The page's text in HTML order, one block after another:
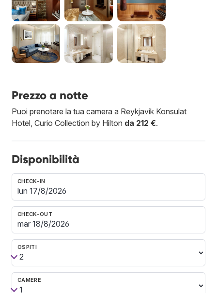
Prezzo a notte
Puoi prenotare la tua camera a Reykjavik Konsulat
Hotel, Curio Collection by Hilton da 212 €.
Disponibilità
CHECK-IN
CHECK-OUT
OSPITI
CAMERE